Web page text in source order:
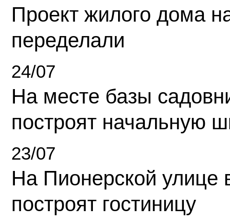
Проект жилого дома
переделали
24/07
На месте базы
построят начальную
23/07
На Пионерской улице
построят гостиницу